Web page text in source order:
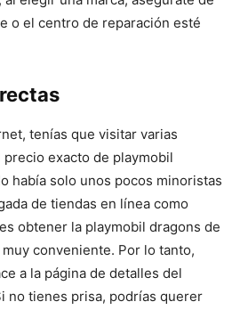
o el centro de reparación esté
tenías que visitar varias
exacto de playmobil
había solo unos pocos minoristas
de tiendas en línea como
obtener la playmobil dragons de
conveniente. Por lo tanto,
a la página de detalles del
no tienes prisa, podrías querer